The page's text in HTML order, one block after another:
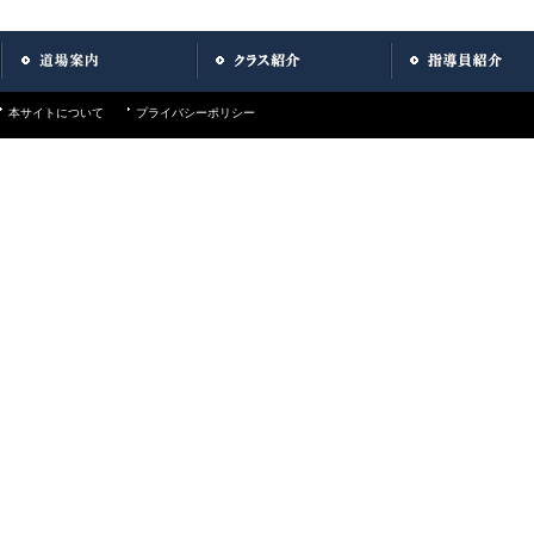
本サイトについて プライバシーポリシー